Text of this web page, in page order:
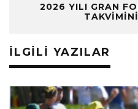
2026 YILI GRAN
İLGILI YAZILAR